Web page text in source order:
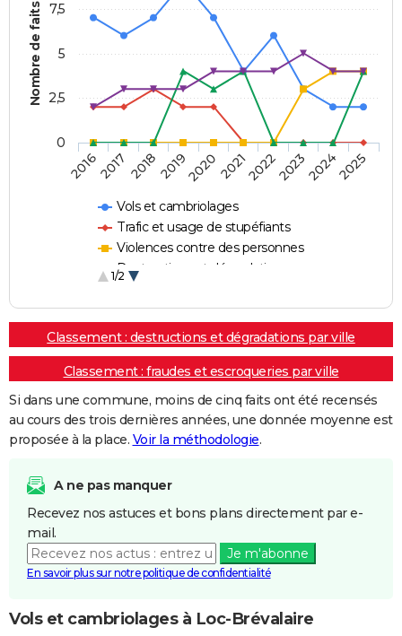
Nombre de faits
Vols et cambriolages
Trafic et usage de stupéfiants
Violences contre des personnes
Destructions et dégradations
1/2
20162017 20182019202020212022202320242025
0
2,5
5
7,5
Classement : destructions et dégradations par ville
Classement : fraudes et escroqueries par ville
Si dans une commune, moins de cinq faits ont été recensés
au cours des trois dernières années, une donnée moyenne est
proposée à la place. Voir la méthodologie.
A ne pas manquer
Recevez nos astuces et bons plans directement par e-
mail.
Je m'abonne
En savoir plus sur notre politique de confidentialité
Vols et cambriolages à Loc-Brévalaire